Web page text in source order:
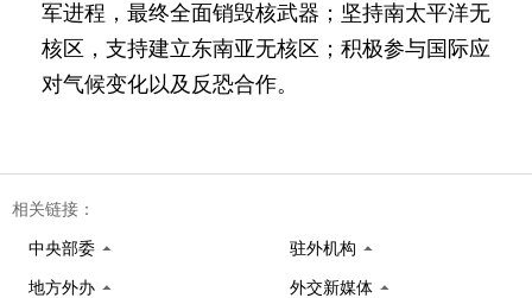
军进程，最终全面销毁核武器；坚持南太平洋无
核区，支持建立东南亚无核区；积极参与国际应
对气候变化以及反恐合作。
相关链接：
中央部委 驻外机构
地方外办 外交新媒体